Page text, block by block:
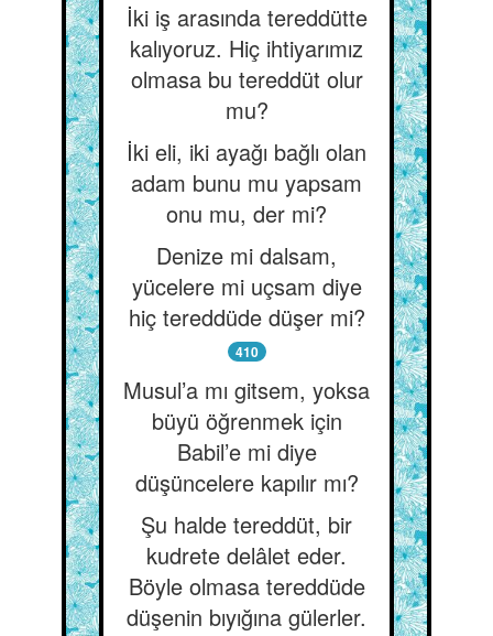
İki iş arasında tereddütte
kalıyoruz. Hiç ihtiyarımız
olmasa bu tereddüt olur
mu?
İki eli, iki ayağı bağlı olan
adam bunu mu yapsam
onu mu, der mi?
Denize mi dalsam,
yücelere mi uçsam diye
hiç tereddüde düşer mi?
410
Musul’a mı gitsem, yoksa
büyü öğrenmek için
Babil’e mi diye
düşüncelere kapılır mı?
Şu halde tereddüt, bir
kudrete delâlet eder.
Böyle olmasa tereddüde
düşenin bıyığına gülerler.